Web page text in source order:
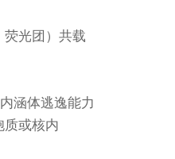
荧光团）共载
涵体逃逸能力
质或核内